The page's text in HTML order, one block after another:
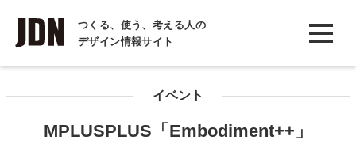
つくる、使う、考える人の
デザイン情報サイト
INTERVIEW
インタビュー
イベント
MPLUSPLUS「Embodiment++」